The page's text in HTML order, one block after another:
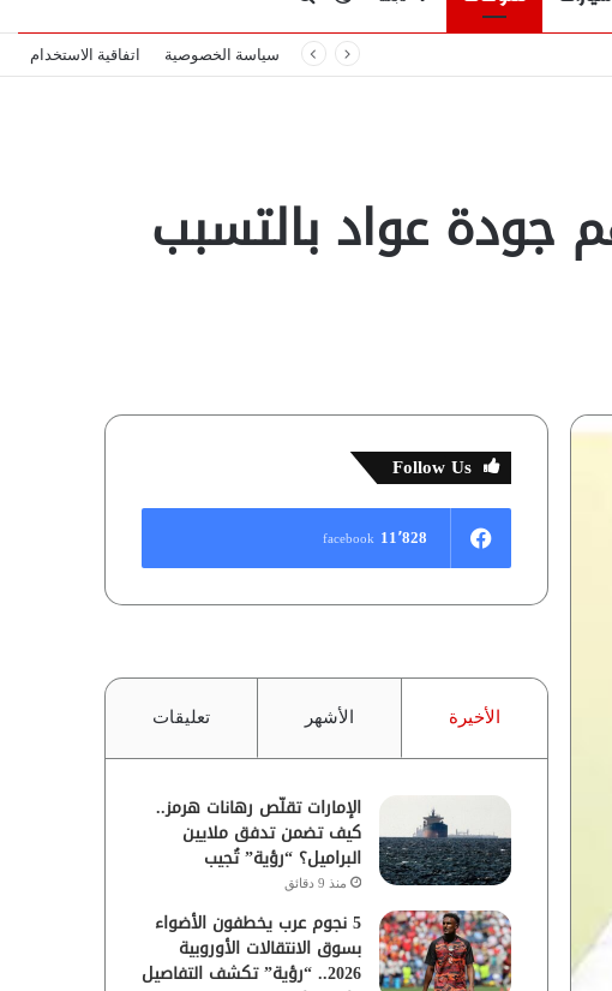
عنالمظلم
سياسة الخصوصية اتفاقية الاستخدام
يتهم جودة عواد بالتسبب
Follow Us
11٬828 facebook
الأخيرة الأشهر تعليقات
الإمارات تقلّص رهانات هرمز..
كيف تضمن تدفق ملايين
البراميل؟ “رؤية” تُجيب
منذ 9 دقائق
5 نجوم عرب يخطفون الأضواء
بسوق الانتقالات الأوروبية
2026.. “رؤية” تكشف التفاصيل